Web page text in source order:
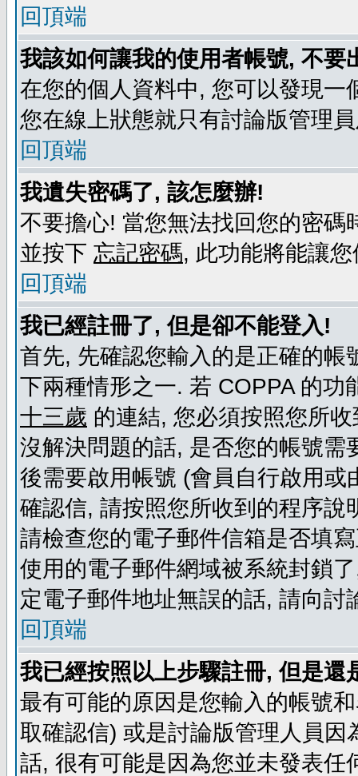
回頂端
我該如何讓我的使用者帳號, 不
在您的個人資料中, 您可以發現一
您在線上狀態就只有討論版管理
回頂端
我遺失密碼了, 該怎麼辦!
不要擔心! 當您無法找回您的密
並按下 忘記密碼, 此功能將能讓
回頂端
我已經註冊了, 但是卻不能登入!
首先, 先確認您輸入的是正確的
下兩種情形之一. 若 COPPA 的
十三歲 的連結, 您必須按照您所
沒解決問題的話, 是否您的帳號
後需要啟用帳號 (會員自行啟用
確認信, 請按照您所收到的程序
請檢查您的電子郵件信箱是否填
使用的電子郵件網域被系統封鎖
定電子郵件地址無誤的話, 請向
回頂端
我已經按照以上步驟註冊, 但是還
最有可能的原因是您輸入的帳號
取確認信) 或是討論版管理人員
話, 很有可能是因為您並未發表